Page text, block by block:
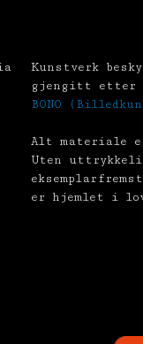
Kunstverk
gjengitt etter
BONO
Alt materiale
Uten
er hjemlet i